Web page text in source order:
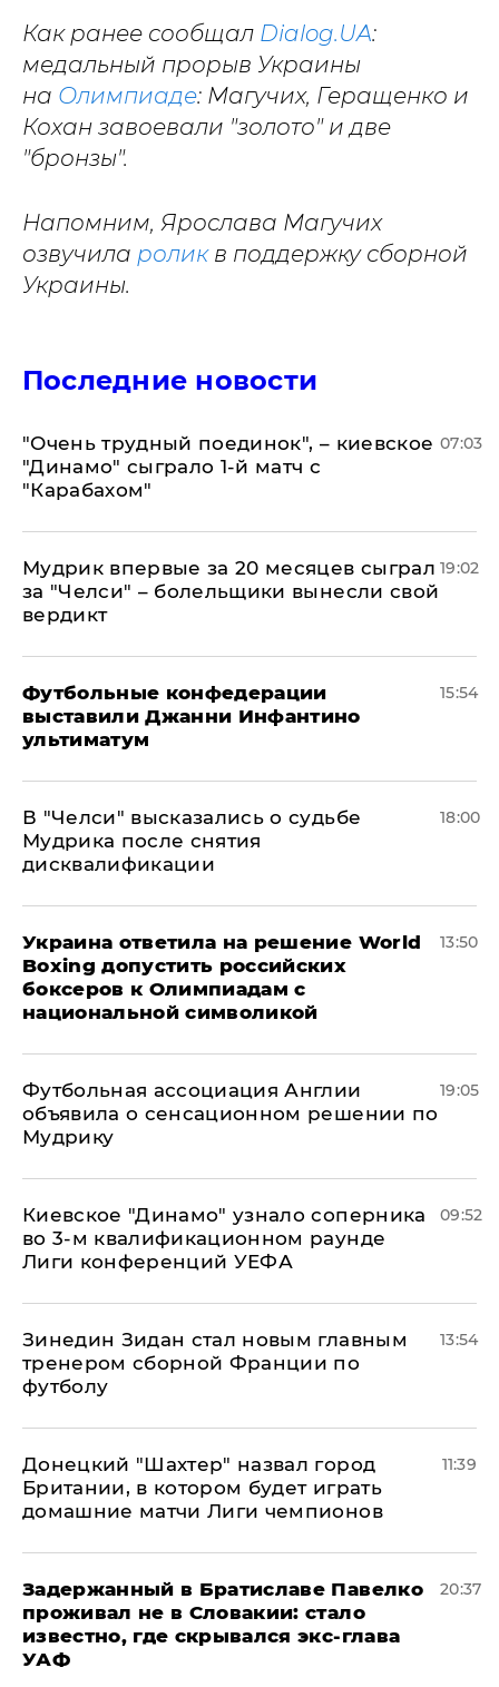
Как ранее сообщал Dialog.UA:
медальный прорыв Украины
на Олимпиаде: Магучих, Геращенко и
Кохан завоевали "золото" и две
"бронзы".
Напомним, Ярослава Магучих
озвучила роликв поддержку сборной
Украины.
Последние новости
"Очень трудный поединок", – киевское
"Динамо" сыграло 1-й матч с
"Карабахом"
07:03
Мудрик впервые за 20 месяцев сыграл
за "Челси" – болельщики вынесли свой
вердикт
19:02
Футбольные конфедерации
выставили Джанни Инфантино
ультиматум
15:54
В "Челси" высказались о судьбе
Мудрика после снятия
дисквалификации
18:00
Украина ответила на решение World
Boxing допустить российских
боксеров к Олимпиадам с
национальной символикой
13:50
Футбольная ассоциация Англии
объявила о сенсационном решении по
Мудрику
19:05
Киевское "Динамо" узнало соперника
во 3-м квалификационном раунде
Лиги конференций УЕФА
09:52
Зинедин Зидан стал новым главным
тренером сборной Франции по
футболу
13:54
Донецкий "Шахтер" назвал город
Британии, в котором будет играть
домашние матчи Лиги чемпионов
11:39
Задержанный в Братиславе Павелко
проживал не в Словакии: стало
известно, где скрывался экс-глава
УАФ
20:37